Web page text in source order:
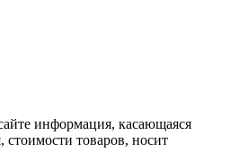
информация, касающаяся
стоимости товаров, носит